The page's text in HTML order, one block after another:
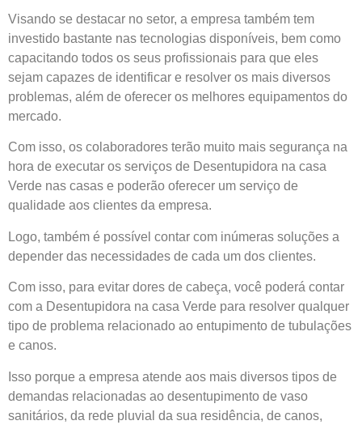
Visando se destacar no setor, a empresa também tem
investido bastante nas tecnologias disponíveis, bem como
capacitando todos os seus profissionais para que eles
sejam capazes de identificar e resolver os mais diversos
problemas, além de oferecer os melhores equipamentos do
mercado.
Com isso, os colaboradores terão muito mais segurança na
hora de executar os serviços de Desentupidora na casa
Verde nas casas e poderão oferecer um serviço de
qualidade aos clientes da empresa.
Logo, também é possível contar com inúmeras soluções a
depender das necessidades de cada um dos clientes.
Com isso, para evitar dores de cabeça, você poderá contar
com a Desentupidora na casa Verde para resolver qualquer
tipo de problema relacionado ao entupimento de tubulações
e canos.
Isso porque a empresa atende aos mais diversos tipos de
demandas relacionadas ao desentupimento de vaso
sanitários, da rede pluvial da sua residência, de canos,